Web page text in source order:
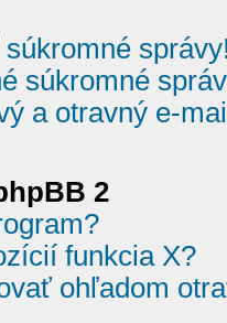
súkromné
a otravný e-
2
funkcia X?
ohľadom